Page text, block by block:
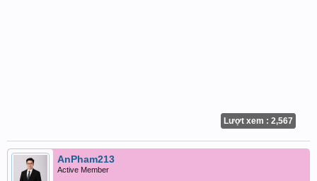
Lượt xem : 2,567
AnPham213
Active Member